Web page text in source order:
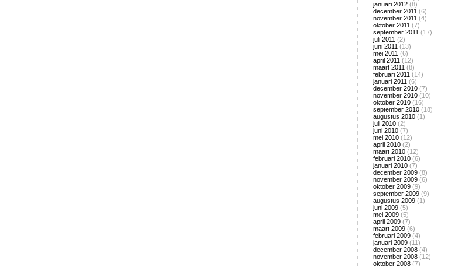
januari 2012 (8)
december 2011 (6)
november 2011 (4)
oktober 2011 (7)
september 2011 (17)
juli 2011 (2)
juni 2011 (13)
mei 2011 (6)
april 2011 (12)
maart 2011 (8)
februari 2011 (14)
januari 2011 (6)
december 2010 (7)
november 2010 (10)
oktober 2010 (16)
september 2010 (18)
augustus 2010 (1)
juli 2010 (2)
juni 2010 (7)
mei 2010 (12)
april 2010 (2)
maart 2010 (12)
februari 2010 (6)
januari 2010 (7)
december 2009 (8)
november 2009 (6)
oktober 2009 (9)
september 2009 (9)
augustus 2009 (1)
juni 2009 (5)
mei 2009 (5)
april 2009 (7)
maart 2009 (6)
februari 2009 (4)
januari 2009 (11)
december 2008 (4)
november 2008 (12)
oktober 2008 (7)